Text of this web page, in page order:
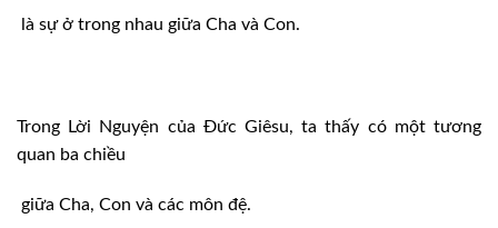
là sự ở trong nhau giữa Cha và Con.
Trong Lời Nguyện của Đức Giêsu, ta thấy có một tương
quan ba chiều
giữa Cha, Con và các môn đệ.